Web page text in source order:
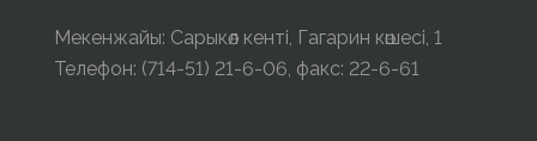
Мекенжайы: Сарыкөл кенті, Гагарин көшесі, 1
Телефон: (714-51) 21-6-06, факс: 22-6-61